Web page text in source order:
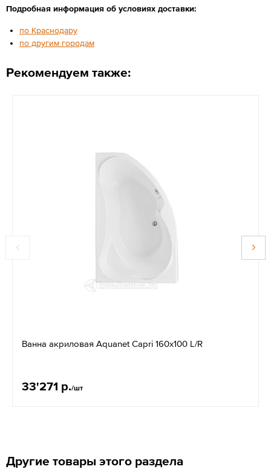
Подробная информация об условиях доставки:
по Краснодару
по другим городам
Рекомендуем также:
Ванна акриловая Aquanet Capri 160x100 L/R
33'271 р./шт
Другие товары этого раздела